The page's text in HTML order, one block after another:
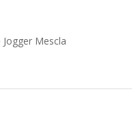
Mescla